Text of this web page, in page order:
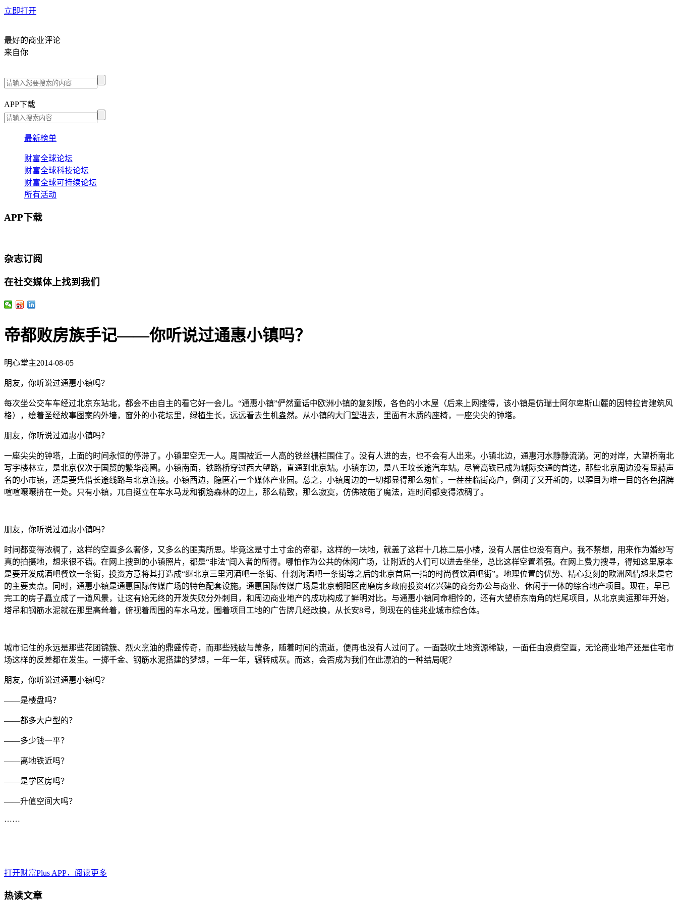
立即打开
最好的商业评论
来自你
APP下载
最新榜单
财富全球论坛
财富全球科技论坛
财富全球可持续论坛
所有活动
APP下载
杂志订阅
在社交媒体上找到我们
帝都败房族手记——你听说过通惠小镇吗？
明心堂主2014-08-05
朋友，你听说过通惠小镇吗？
每次坐公交车车经过北京东站北，都会不由自主的看它好一会儿。“通惠小镇”俨然童话中欧洲小镇的复刻版，各色的小木屋（后来上网搜得，该小镇是仿瑞士阿尔卑斯山麓的因特拉肯建筑风
格），绘着圣经故事图案的外墙，窗外的小花坛里，绿植生长，远远看去生机盎然。从小镇的大门望进去，里面有木质的座椅，一座尖尖的钟塔。
朋友，你听说过通惠小镇吗？
一座尖尖的钟塔，上面的时间永恒的停滞了。小镇里空无一人。周围被近一人高的铁丝栅栏围住了。没有人进的去，也不会有人出来。小镇北边，通惠河水静静流淌。河的对岸，大望桥南北
写字楼林立，是北京仅次于国贸的繁华商圈。小镇南面，铁路桥穿过西大望路，直通到北京站。小镇东边，是八王坟长途汽车站。尽管高铁已成为城际交通的首选，那些北京周边没有显赫声
名的小市镇，还是要凭借长途线路与北京连接。小镇西边，隐匿着一个媒体产业园。总之，小镇周边的一切都显得那么匆忙，一茬茬临街商户，倒闭了又开新的，以醒目为唯一目的各色招牌
喧喧嚷嚷挤在一处。只有小镇，兀自挺立在车水马龙和钢筋森林的边上，那么精致，那么寂寞，仿佛被施了魔法，连时间都变得浓稠了。
朋友，你听说过通惠小镇吗？
时间都变得浓稠了，这样的空置多么奢侈，又多么的匪夷所思。毕竟这是寸土寸金的帝都，这样的一块地，就盖了这样十几栋二层小楼，没有人居住也没有商户。我不禁想，用来作为婚纱写
真的拍摄地，想来很不错。在网上搜到的小镇照片，都是“非法”闯入者的所得。哪怕作为公共的休闲广场，让附近的人们可以进去坐坐，总比这样空置着强。在网上费力搜寻，得知这里原本
是要开发成酒吧餐饮一条街，投资方意将其打造成“继北京三里河酒吧一条街、什刹海酒吧一条街等之后的北京首屈一指的时尚餐饮酒吧街”。地理位置的优势、精心复刻的欧洲风情想来是它
的主要卖点。同时，通惠小镇是通惠国际传媒广场的特色配套设施。通惠国际传媒广场是北京朝阳区南磨房乡政府投资4亿兴建的商务办公与商业、休闲于一体的综合地产项目。现在，早已
完工的房子矗立成了一道风景，让这有始无终的开发失败分外刺目，和周边商业地产的成功构成了鲜明对比。与通惠小镇同命相怜的，还有大望桥东南角的烂尾项目，从北京奥运那年开始，
塔吊和钢筋水泥就在那里高耸着，俯视着周围的车水马龙，围着项目工地的广告牌几经改换，从长安8号，到现在的佳兆业城市综合体。
城市记住的永远是那些花团锦簇、烈火烹油的鼎盛传奇，而那些残破与萧条，随着时间的流逝，便再也没有人过问了。一面鼓吹土地资源稀缺，一面任由浪费空置，无论商业地产还是住宅市
场这样的反差都在发生。一掷千金、钢筋水泥搭建的梦想，一年一年，辗转成灰。而这，会否成为我们在此漂泊的一种结局呢？
朋友，你听说过通惠小镇吗？
——是楼盘吗？
——都多大户型的？
——多少钱一平？
——离地铁近吗？
——是学区房吗？
——升值空间大吗？
……
打开财富Plus APP，阅读更多
热读文章